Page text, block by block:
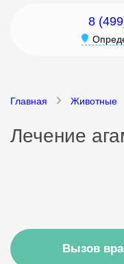
8
Главная Животные
Лечение
Вызов